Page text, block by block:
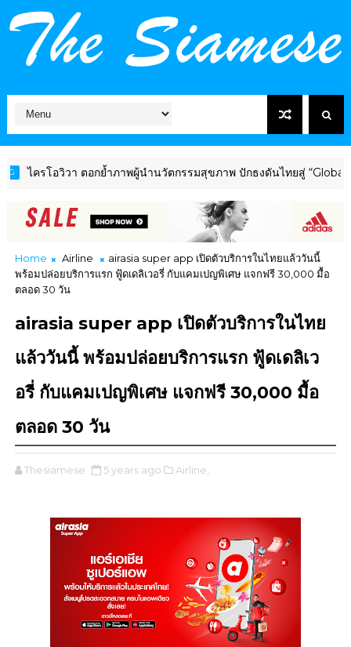
โอวิวา ตอกย้ำภาพผู้นำนวัตกรรมสุขภาพ ปักธงดันไทยสู่ “Global
Home Airline
airasia super app เปิดตัวบริการในไทยแล้ววันนี้
พร้อมปล่อยบริการแรก ฟู้ดเดลิเวอรี่ กับแคมเปญพิเศษ แจกฟรี 30,000 มื้อ
ตลอด 30 วัน
airasia super app เปิดตัวบริการในไทย
แล้ววันนี้ พร้อมปล่อยบริการแรก ฟู้ดเดลิเว
อรี่ กับแคมเปญพิเศษ แจกฟรี 30,000 มื้อ
ตลอด 30 วัน
Thesiamese 5 years ago Airline,